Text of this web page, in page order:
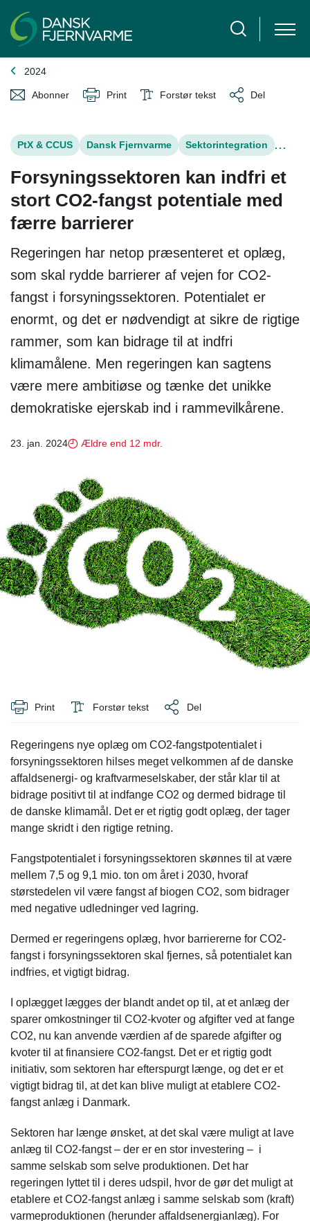
2024
Abonner Print Forstør tekst Del
PtX & CCUS Dansk Fjernvarme Sektorintegration ...
Forsyningssektoren kan indfri et
stort CO2-fangst potentiale med
færre barrierer
Regeringen har netop præsenteret et oplæg,
som skal rydde barrierer af vejen for CO2-
fangst i forsyningssektoren. Potentialet er
enormt, og det er nødvendigt at sikre de rigtige
rammer, som kan bidrage til at indfri
klimamålene. Men regeringen kan sagtens
være mere ambitiøse og tænke det unikke
demokratiske ejerskab ind i rammevilkårene.
23. jan. 2024 Ældre end 12 mdr.
Print Forstør tekst Del
Regeringens nye oplæg om CO2-fangstpotentialet i
forsyningssektoren hilses meget velkommen af de danske
affaldsenergi- og kraftvarmeselskaber, der står klar til at
bidrage positivt til at indfange CO2 og dermed bidrage til
de danske klimamål. Det er et rigtig godt oplæg, der tager
mange skridt i den rigtige retning.
Fangstpotentialet i forsyningssektoren skønnes til at være
mellem 7,5 og 9,1 mio. ton om året i 2030, hvoraf
størstedelen vil være fangst af biogen CO2, som bidrager
med negative udledninger ved lagring.
Dermed er regeringens oplæg, hvor barriererne for CO2-
fangst i forsyningssektoren skal fjernes, så potentialet kan
indfries, et vigtigt bidrag.
I oplægget lægges der blandt andet op til, at et anlæg der
sparer omkostninger til CO2-kvoter og afgifter ved at fange
CO2, nu kan anvende værdien af de sparede afgifter og
kvoter til at finansiere CO2-fangst. Det er et rigtig godt
initiativ, som sektoren har efterspurgt længe, og det er et
vigtigt bidrag til, at det kan blive muligt at etablere CO2-
fangst anlæg i Danmark.
Sektoren har længe ønsket, at det skal være muligt at lave
anlæg til CO2-fangst – der er en stor investering – i
samme selskab som selve produktionen. Det har
regeringen lyttet til i deres udspil, hvor de gør det muligt at
etablere et CO2-fangst anlæg i samme selskab som (kraft)
varmeproduktionen (herunder affaldsenergianlæg). For